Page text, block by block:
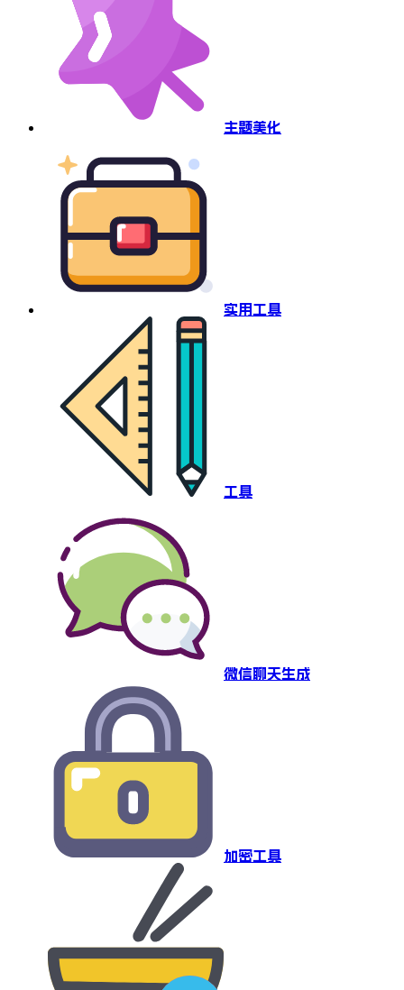
主题美化
实用工具
工具
微信聊天生成
加密工具